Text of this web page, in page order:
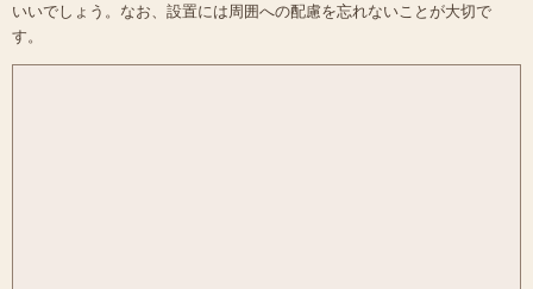
いいでしょう。なお、設置には周囲への配慮を忘れないことが大切で
す。